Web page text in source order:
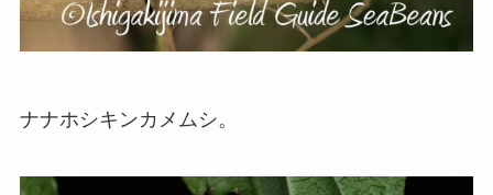
ナナホシキンカメムシ。